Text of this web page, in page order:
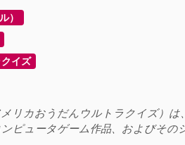
）
イズ
リカおうだんウルトラクイズ）
ピュータゲーム作品、およびその